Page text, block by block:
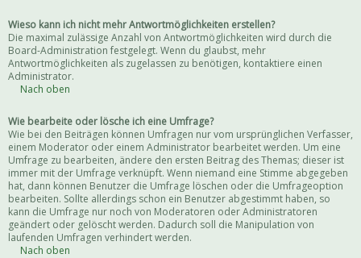
Wieso kann ich nicht mehr Antwortmöglichkeiten erstellen?
Die maximal zulässige Anzahl von Antwortmöglichkeiten wird durch die
Board-Administration festgelegt. Wenn du glaubst, mehr
Antwortmöglichkeiten als zugelassen zu benötigen, kontaktiere einen
Administrator.
Nach oben
Wie bearbeite oder lösche ich eine Umfrage?
Wie bei den Beiträgen können Umfragen nur vom ursprünglichen Verfasser,
einem Moderator oder einem Administrator bearbeitet werden. Um eine
Umfrage zu bearbeiten, ändere den ersten Beitrag des Themas; dieser ist
immer mit der Umfrage verknüpft. Wenn niemand eine Stimme abgegeben
hat, dann können Benutzer die Umfrage löschen oder die Umfrageoption
bearbeiten. Sollte allerdings schon ein Benutzer abgestimmt haben, so
kann die Umfrage nur noch von Moderatoren oder Administratoren
geändert oder gelöscht werden. Dadurch soll die Manipulation von
laufenden Umfragen verhindert werden.
Nach oben